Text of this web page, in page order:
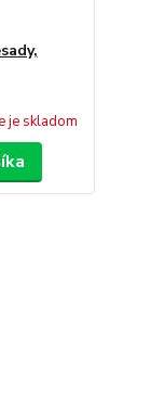
je skladom